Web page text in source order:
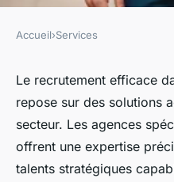
Les solutions
sur mesure
distribution
Julie•22 février 2025• 4 min
Accueil›Services
Le recrutement efficace
repose sur des solutions
secteur. Les agences
offrent une expertise
talents stratégiques